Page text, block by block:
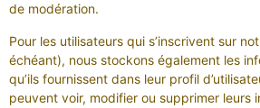
de modération.
Pour les utilisateurs qui s’inscrivent sur
échéant), nous stockons également les
qu’ils fournissent dans leur profil
peuvent voir, modifier ou supprimer leurs